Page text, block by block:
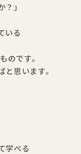
？」
いる
のです。
思います。
学べる